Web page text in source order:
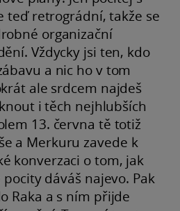
teď retrográdní, takže se
organizační
Vždycky jsi ten, kdo
a nic ho v tom
ale srdcem najdeš
i těch nejhlubších
13. června tě totiž
a Merkuru zavede k
konverzaci o tom, jak
dáváš najevo. Pak
Raka a s ním přijde